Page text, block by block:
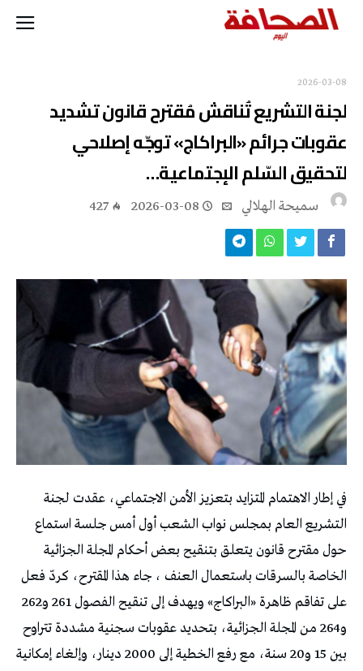
2026-03-08
لجنة التشريع تُناقش مُقترح قانون تشديد
عقوبات جرائم «البراكاج» توجّه إصلاحي
لتحقيق السّلم الإجتماعية…
سميحة الهلالي 2026-03-08
427
في إطار الاهتمام المتزايد بتعزيز الأمن الاجتماعي، عقدت لجنة
التشريع العام بمجلس نواب الشعب أول أمس جلسة استماع
حول مقترح قانون يتعلق بتنقيح بعض أحكام المجلة الجزائية
الخاصة بالسرقات باستعمال العنف ، جاء هذا المقترح، كردّ فعل
على تفاقم ظاهرة «البراكاج» ويهدف إلى تنقيح الفصول 261 و262
و264 من المجلة الجزائية، بتحديد عقوبات سجنية مشددة تتراوح
بين 15 و20 سنة، مع رفع الخطية إلى 2000 دينار، وإلغاء إمكانية